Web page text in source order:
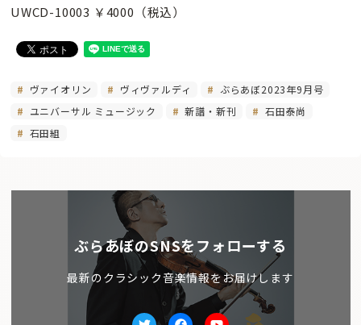
UWCD-10003 ￥4000（税込）
ヴァイオリン ヴィヴァルディ
ぶらあぼ2023年9月号
ユニバーサル ミュージック
新譜・新刊
石田泰尚
石田組
ぶらあぼのSNSをフォローする
最新のクラシック音楽情報をお届けします